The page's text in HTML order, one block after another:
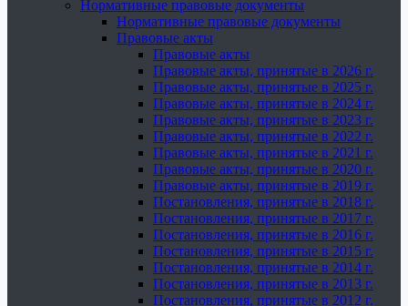
Нормативные правовые документы
Нормативные правовые документы
Правовые акты
Правовые акты
Правовые акты, принятые в 2026 г.
Правовые акты, принятые в 2025 г.
Правовые акты, принятые в 2024 г.
Правовые акты, принятые в 2023 г.
Правовые акты, принятые в 2022 г.
Правовые акты, принятые в 2021 г.
Правовые акты, принятые в 2020 г.
Правовые акты, принятые в 2019 г.
Постановления, принятые в 2018 г.
Постановления, принятые в 2017 г.
Постановления, принятые в 2016 г.
Постановления, принятые в 2015 г.
Постановления, принятые в 2014 г.
Постановления, принятые в 2013 г.
Постановления, принятые в 2012 г.